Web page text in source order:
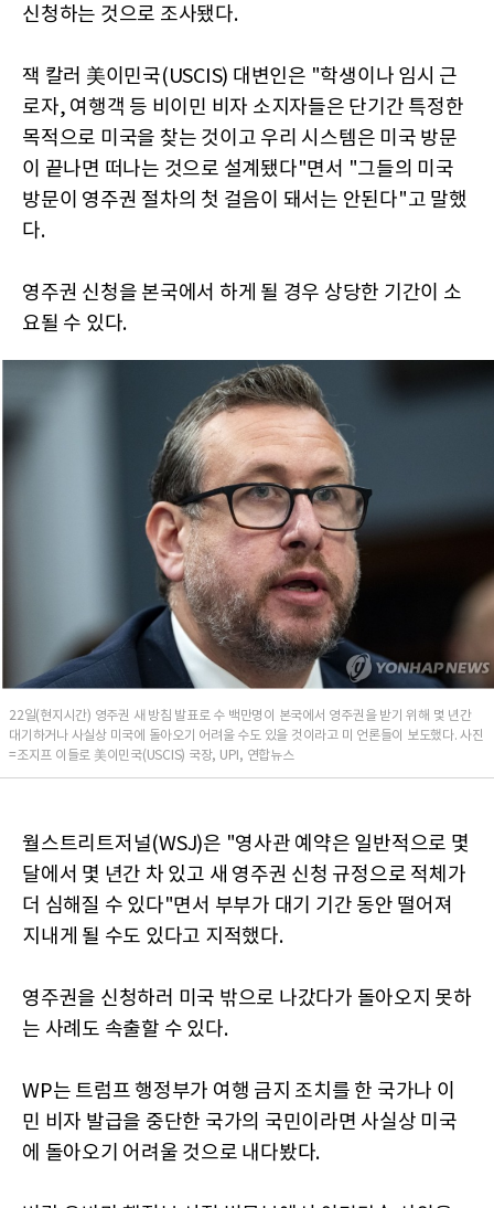
신청하는 것으로 조사됐다.
잭 칼러 美이민국(USCIS) 대변인은 "학생이나 임시 근
로자, 여행객 등 비이민 비자 소지자들은 단기간 특정한
목적으로 미국을 찾는 것이고 우리 시스템은 미국 방문
이 끝나면 떠나는 것으로 설계됐다"면서 "그들의 미국
방문이 영주권 절차의 첫 걸음이 돼서는 안된다"고 말했
다.
영주권 신청을 본국에서 하게 될 경우 상당한 기간이 소
요될 수 있다.
22일(현지시간) 영주권 새 방침 발표로 수 백만명이 본국에서 영주권을 받기 위해 몇 년간
대기하거나 사실상 미국에 돌아오기 어려울 수도 있을 것이라고 미 언론들이 보도했다. 사진
=조지프 이들로 美이민국(USCIS) 국장, UPI, 연합뉴스
월스트리트저널(WSJ)은 "영사관 예약은 일반적으로 몇
달에서 몇 년간 차 있고 새 영주권 신청 규정으로 적체가
더 심해질 수 있다"면서 부부가 대기 기간 동안 떨어져
지내게 될 수도 있다고 지적했다.
영주권을 신청하러 미국 밖으로 나갔다가 돌아오지 못하
는 사례도 속출할 수 있다.
WP는 트럼프 행정부가 여행 금지 조치를 한 국가나 이
민 비자 발급을 중단한 국가의 국민이라면 사실상 미국
에 돌아오기 어려울 것으로 내다봤다.